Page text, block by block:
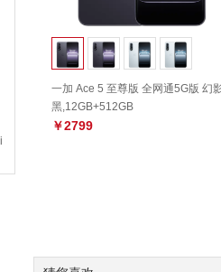
一加 Ace 5 至尊版 全网通5G版 幻
黑,12GB+512GB
￥2799